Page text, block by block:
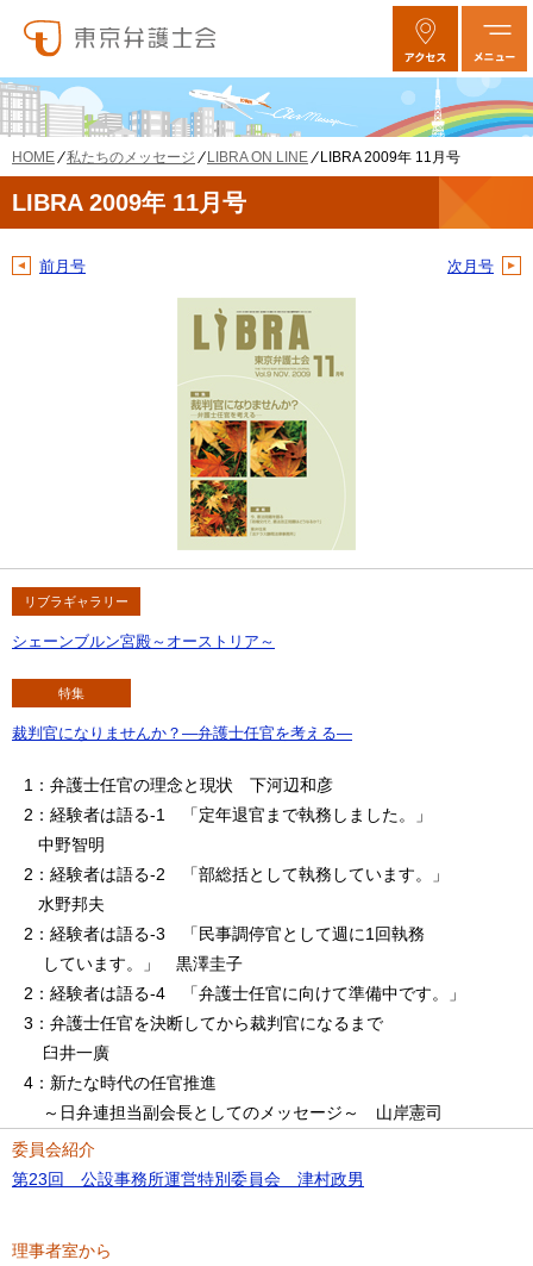
HOME 私たちのメッセージ LIBRA ON LINE LIBRA 2009年 11月号
LIBRA 2009年 11月号
前月号 次月号
リブラギャラリー
シェーンブルン宮殿～オーストリア～
特集
裁判官になりませんか？―弁護士任官を考える―
1：弁護士任官の理念と現状 下河辺和彦
2：経験者は語る-1 「定年退官まで執務しました。」
中野智明
2：経験者は語る-2 「部総括として執務しています。」
水野邦夫
2：経験者は語る-3 「民事調停官として週に1回執務
しています。」 黒澤圭子
2：経験者は語る-4 「弁護士任官に向けて準備中です。」
3：弁護士任官を決断してから裁判官になるまで
臼井一廣
4：新たな時代の任官推進
～日弁連担当副会長としてのメッセージ～ 山岸憲司
委員会紹介
第23回 公設事務所運営特別委員会 津村政男
理事者室から